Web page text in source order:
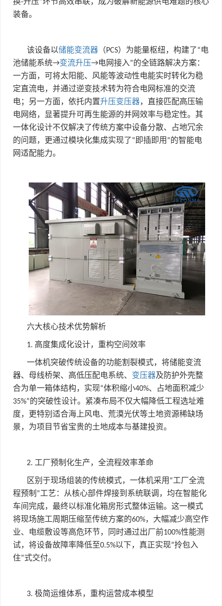
- ”
装备。
该设备以储能变流器 （PCS）为能量枢纽，构建了“电
池储能系统→变流升压→电网接入”的全链路解决方案：
一方面，可将太阳能、风能等波动性电能实时转化为稳
定直流电，并通过逆变技术转为符合电网标准的交流
电；另一方面，依托内置升压变压器，直接匹配高压输
电网络，显著提升可再生能源的并网效率与稳定性。其
一体化设计不仅解决了传统方案中设备分散、占地冗余
的问题，更通过模块化集成实现了“ 即插即用 ”的智能电
网适配能力。
六大核心技术优势解析
1. 高度集成化设计，重构空间效率
一体机突破传统设备的功能割裂模式，将储能变流
器、母线桥架、高低压配电系统、 变压器及防护外壳整
合为单一箱体结构，实现“体积缩小40%、占地面积减少
35%”的突破性设计。紧凑布局不仅大幅降低工程选址难
度，更特别适合海上风电、荒漠光伏等土地资源稀缺场
景，为项目节省宝贵的土地成本与基建投资。
2. 工厂预制化生产，全流程效率革命
区别于现场组装的传统模式，一体机采用 “工厂全流
程预制 ”工艺：从核心部件焊接到系统联调，均在智能化
车间完成，最终以标准化箱房形式整体运输。这一模式
将现场施工周期压缩至传统方案的60%，大幅减少高空作
业、电缆敷设等高危环节，同时通过出厂前100%性能测
试，将设备故障率降低至0.5%以下，真正实现“拎包入
住”式交付。
3. 极简运维体系，重构运营成本模型